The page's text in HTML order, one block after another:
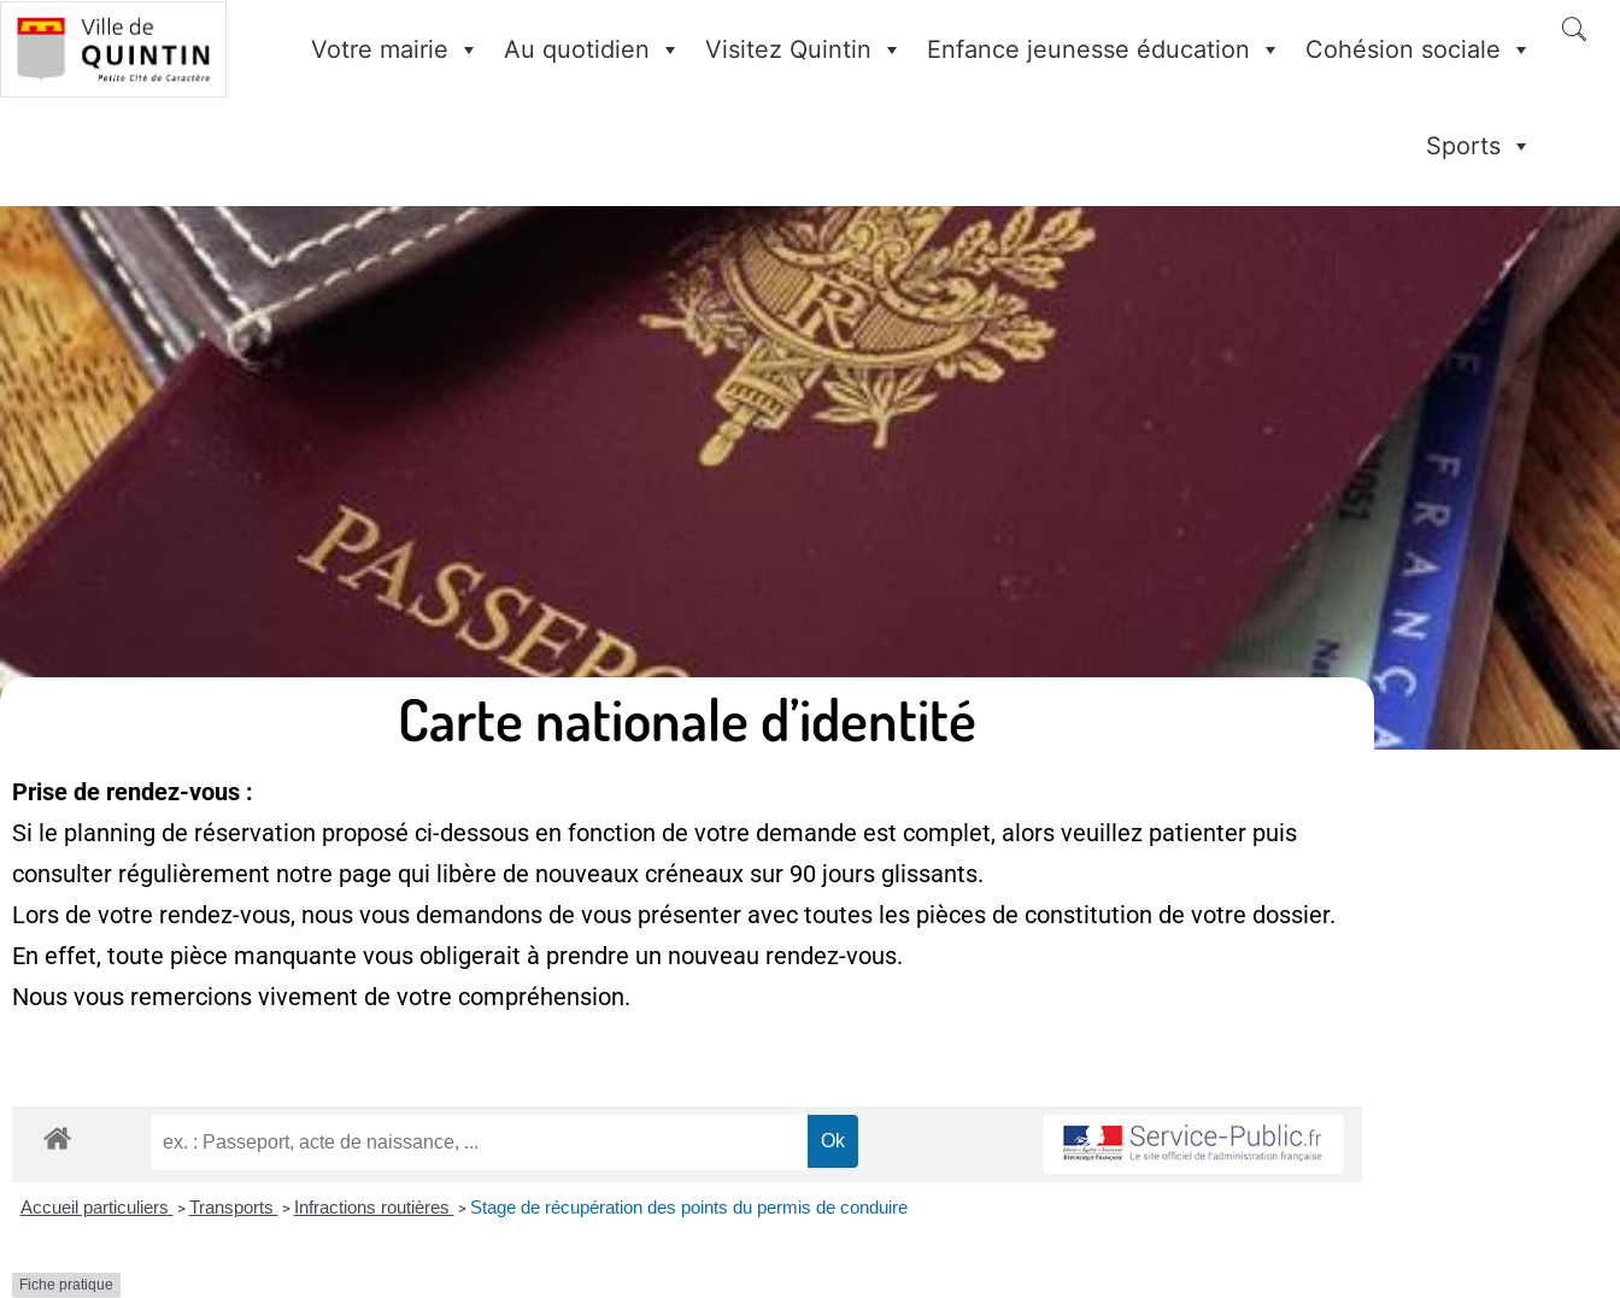
Votre mairie Au quotidien Visitez Quintin Enfance jeunesse éducation Cohésion sociale
Sports
Carte nationale d’identité
Prise de rendez-vous :
Si le planning de réservation proposé ci-dessous en fonction de votre demande est complet, alors veuillez patienter puis
consulter régulièrement notre page qui libère de nouveaux créneaux sur 90 jours glissants.
Lors de votre rendez-vous, nous vous demandons de vous présenter avec toutes les pièces de constitution de votre dossier.
En effet, toute pièce manquante vous obligerait à prendre un nouveau rendez-vous.
Nous vous remercions vivement de votre compréhension.
Accueil particuliers > Transports > Infractions routières > Stage de récupération des points du permis de conduire
Fiche pratique